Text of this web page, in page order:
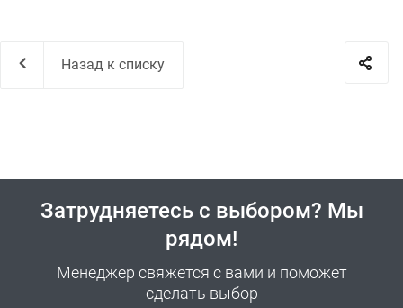
Назад к списку
Затрудняетесь с выбором? Мы
рядом!
Менеджер свяжется с вами и поможет
сделать выбор